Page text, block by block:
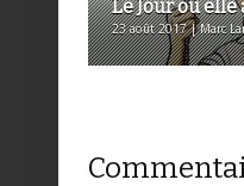
Le Jour où
23 août 2017 | Marc